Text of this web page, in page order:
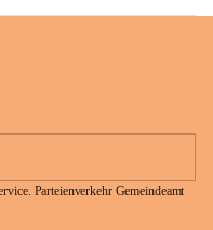
Parteienverkehr Gemeindeamt